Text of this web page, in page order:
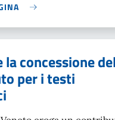
la concessione del
per i testi